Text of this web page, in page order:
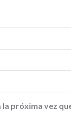
próxima vez